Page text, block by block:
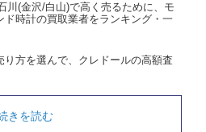
川(金沢/白山)で高く売るために、モ
時計の買取業者をランキング・一
方を選んで、クレドールの高額査
きを読む